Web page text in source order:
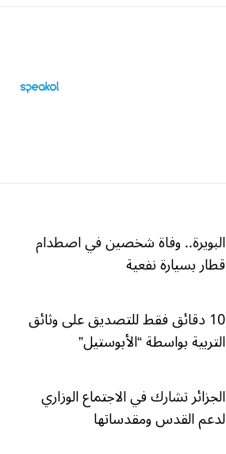
البويرة.. وفاة شخصين في اصطدام
قطار بسيارة نفعية
10 دقائق فقط للتصديق على وثائق
التربية بواسطة “الأبوستيل”
الجزائر تشارك في الاجتماع الوزاري
لدعم القدس ومقدساتها